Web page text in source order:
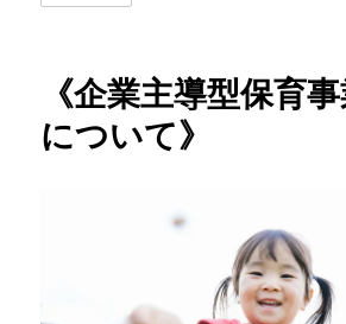
《企業主導型保育
について》